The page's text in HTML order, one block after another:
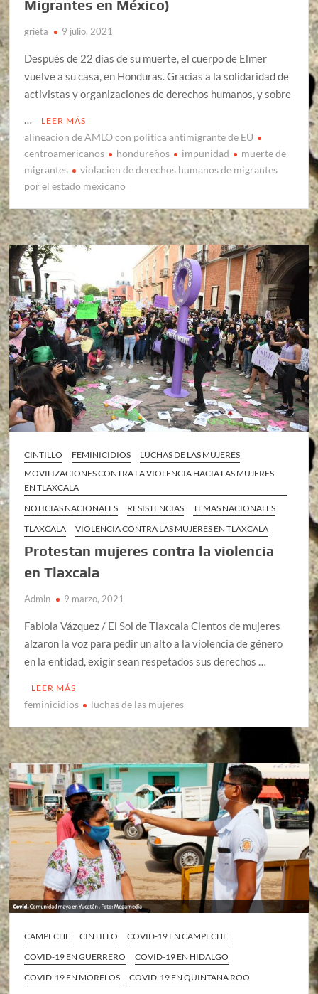
Migrantes en México)
grieta 9 julio, 2021
Después de 22 días de su muerte, el cuerpo de Elmer
vuelve a su casa, en Honduras. Gracias a la solidaridad de
activistas y organizaciones de derechos humanos, y sobre
…
LEER MÁS
alineacion de AMLO con politica antimigrante de EU
centroamericanos
hondureños impunidad
muerte de
migrantes
violacion de derechos humanos de migrantes
por el estado mexicano
CINTILLO FEMINICIDIOS
LUCHAS DE LAS MUJERES
MOVILIZACIONES CONTRA LA VIOLENCIA HACIA LAS MUJERES
EN TLAXCALA
NOTICIAS NACIONALES
RESISTENCIAS
TEMAS NACIONALES
TLAXCALA
VIOLENCIA CONTRA LAS MUJERES EN TLAXCALA
Protestan mujeres contra la violencia
en Tlaxcala
Admin 9 marzo, 2021
Fabiola Vázquez / El Sol de Tlaxcala Cientos de mujeres
alzaron la voz para pedir un alto a la violencia de género
en la entidad, exigir sean respetados sus derechos …
LEER MÁS
feminicidios luchas de las mujeres
CAMPECHE CINTILLO
COVID-19 EN CAMPECHE
COVID-19 EN GUERRERO
COVID-19 EN HIDALGO
COVID-19 EN MORELOS
COVID-19 EN QUINTANA ROO